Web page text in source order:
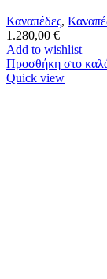
Καναπέδες,
1.280,00 €
Add to wishlist
Προσθήκη στο
Quick view